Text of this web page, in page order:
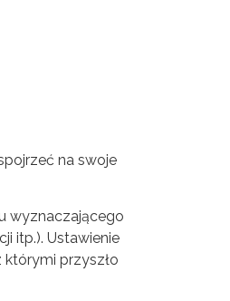
na swoje
wyznaczającego
itp.). Ustawienie
przyszło